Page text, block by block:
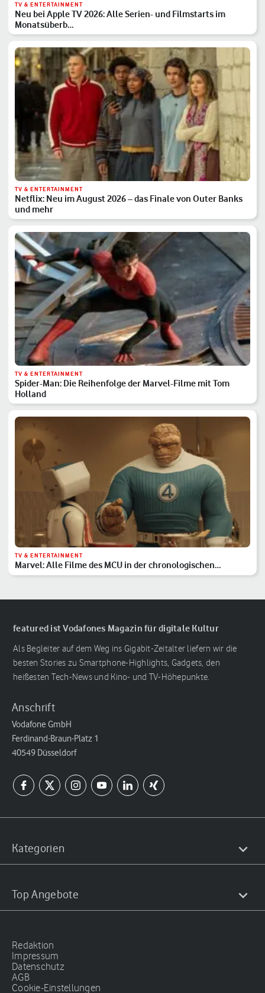
TV & ENTERTAINMENT
Neu bei Apple TV 2026: Alle Serien- und Filmstarts im
Monatsüberb…
TV & ENTERTAINMENT
Netflix: Neu im August 2026 – das Finale von Outer Banks
und mehr
TV & ENTERTAINMENT
Spider-Man: Die Reihenfolge der Marvel-Filme mit Tom
Holland
TV & ENTERTAINMENT
Marvel: Alle Filme des MCU in der chronologischen
Reihenfolge
featured ist Vodafones Magazin für digitale Kultur
Als Begleiter auf dem Weg ins Gigabit-Zeitalter liefern wir die
besten Stories zu Smartphone-Highlights, Gadgets, den
heißesten Tech-News und Kino- und TV-Höhepunkte.
Anschrift
Vodafone GmbH
Ferdinand-Braun-Platz 1
40549 Düsseldorf
Kategorien
Top Angebote
Redaktion
Impressum
Datenschutz
AGB
Cookie-Einstellungen